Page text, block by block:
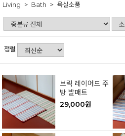
Living
Bath 욕실소품
정렬
브릭 레이어드 주
방 발매트
29,000원